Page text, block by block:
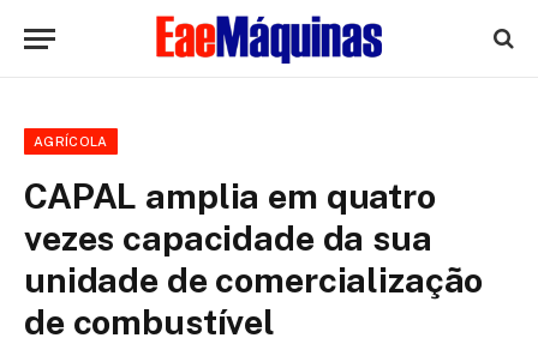
AGRÍCOLA
CAPAL amplia em quatro
vezes capacidade da sua
unidade de comercialização
de combustível